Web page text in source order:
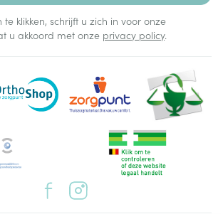
klikken, schrijft u zich in voor onze
u akkoord met onze privacy policy.